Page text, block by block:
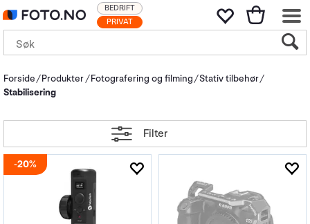
PRIVAT
BEDRIFT
Forside Produkter Fotografering og filming Stativ tilbehør
Stabilisering
Filter
20%